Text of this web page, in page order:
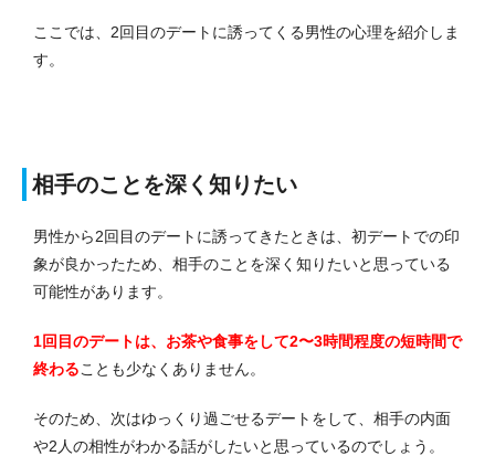
ここでは、2回目のデートに誘ってくる男性の心理を紹介しま
す。
相手のことを深く知りたい
男性から2回目のデートに誘ってきたときは、初デートでの印
象が良かったため、相手のことを深く知りたいと思っている
可能性があります。
1回目のデートは、お茶や食事をして2〜3時間程度の短時間で
終わることも少なくありません。
そのため、次はゆっくり過ごせるデートをして、相手の内面
や2人の相性がわかる話がしたいと思っているのでしょう。